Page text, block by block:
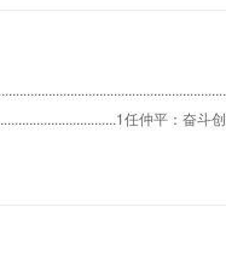
任仲平：奋斗